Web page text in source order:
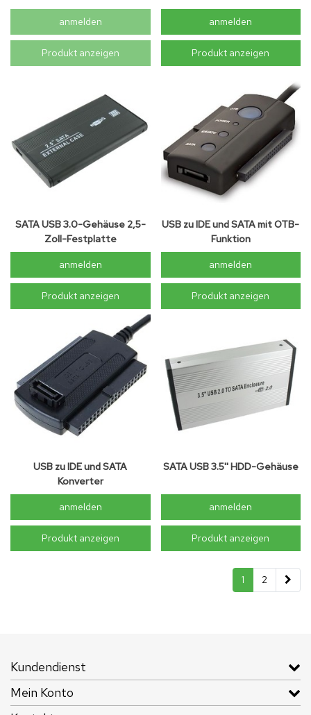
anmelden
Produkt anzeigen
anmelden
Produkt anzeigen
SATA USB 3.0-Gehäuse 2,5-
Zoll-Festplatte
anmelden
Produkt anzeigen
USB zu IDE und SATA mit OTB-
Funktion
anmelden
Produkt anzeigen
USB zu IDE und SATA
Konverter
anmelden
Produkt anzeigen
SATA USB 3.5'' HDD-Gehäuse
anmelden
Produkt anzeigen
1 2
Kundendienst
Mein Konto